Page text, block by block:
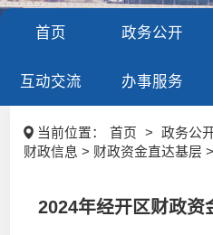
首页 政务公开
互动交流 办事服务
当前位置： 首页 > 政务公
财政信息 > 财政资金直达基层 >
2024年经开区财政资